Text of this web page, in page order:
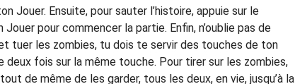
Jouer. Ensuite, pour sauter l’histoire, appuie sur le
pour commencer la partie. Enfin, n’oublie pas de
tuer les zombies, tu dois te servir des touches de ton
deux fois sur la même touche. Pour tirer sur les zombies,
de même de les garder, tous les deux, en vie, jusqu’à la